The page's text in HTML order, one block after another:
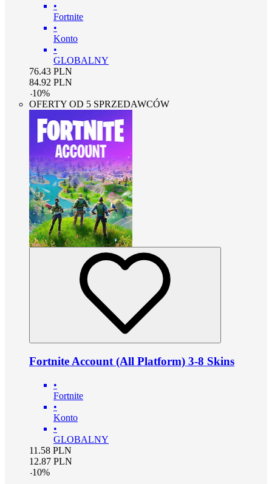
•
Fortnite
•
Konto
•
GLOBALNY
76.43 PLN
84.92 PLN
-10%
OFERTY OD 5 SPRZEDAWCÓW
Fortnite Account (All Platform) 3-8 Skins
•
Fortnite
•
Konto
•
GLOBALNY
11.58 PLN
12.87 PLN
-10%